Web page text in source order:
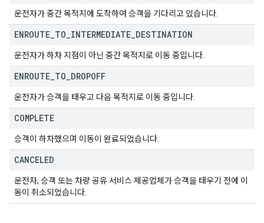
운전자가 중간 목적지에 도착하여 승객을 기다리고 있습니다.
ENROUTE TO INTERMEDIATE DESTINATION
운전자가 하차 지점이 아닌 중간 목적지로 이동 중입니다.
ENROUTE TO DROPOFF
운전자가 승객을 태우고 다음 목적지로 이동 중입니다.
COMPLETE
승객이 하차했으며 이동이 완료되었습니다.
CANCELED
운전자, 승객 또는 차량 공유 서비스 제공업체가 승객을 태우기 전에 이
동이 취소되었습니다.